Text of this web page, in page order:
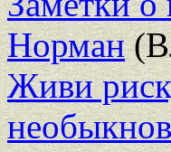
Норман
Живи